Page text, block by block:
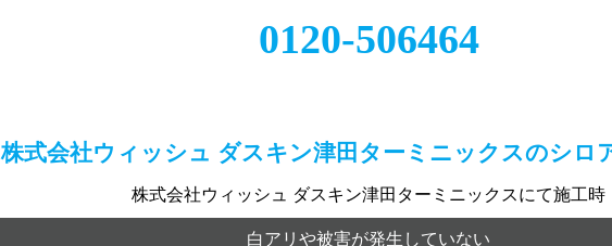
0120-506464
株式会社ウィッシュ ダスキン津田ターミニックスのシロ
株式会社ウィッシュ ダスキン津田ターミニックスにて施工時
白アリや被害が発生していない